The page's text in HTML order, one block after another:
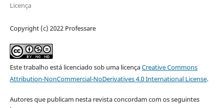
Licença
Copyright (c) 2022 Professare
Este trabalho está licenciado sob uma licençaCreative Commons
Attribution-NonCommercial-NoDerivatives 4.0 International License.
Autores que publicam nesta revista concordam com os seguintes